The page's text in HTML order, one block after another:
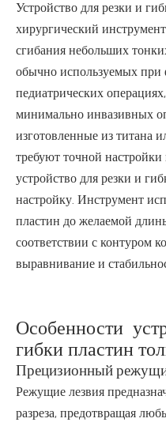
Устройство для резки и
хирургический
сгибания небольших
обычно используемых при
педиатрических
минимально инвазивных
изготовленные из титана
требуют точной
устройство для резки и
настройку. Инструмент
пластин до желаемой
соответствии с контуром
выравнивание и
Особенности
гибки пластин
Прецизионный
Режущие лезвия
разреза, предотвращая